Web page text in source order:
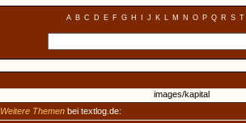
A B C D E F G H J K L M N O P Q R S T
Weitere Themen bei textlog.de: